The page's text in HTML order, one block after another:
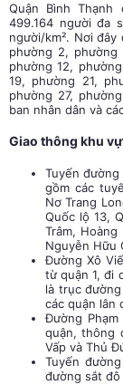
Quận Bình
499.164 người đa
người/km². Nơi
phường 2,
phường 12,
19, phường 21,
phường 27,
ban nhân dân và
Giao thông khu
Tuyến
gồm các
Nơ Trang
Quốc lộ 13,
Trâm,
Nguyễn Hữu
Đường Xô
từ quận 1, đi
là trục
các quận lân
Đường
quận, thông
Vấp và Thủ
Tuyến
đường sắt